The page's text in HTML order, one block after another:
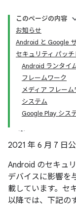
このページの内容
お知らせ
Android と Google
セキュリティ パッ
Android ランタイ
フレームワーク
メディア フレーム
システム
Google Play シス
2021 年 6 月 7 日
Android のセキュ
デバイスに影響を
載しています。セ
以降では、下記の